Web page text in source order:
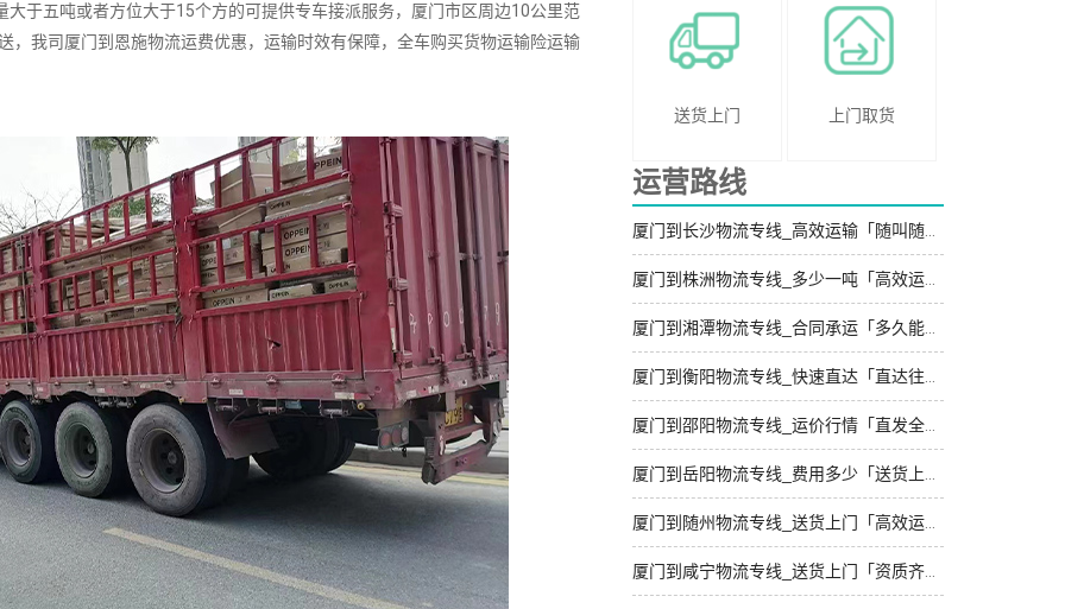
于五吨或者方位大于15个方的可提供专车接派服务，厦门市区周边10公里范
，我司厦门到恩施物流运费优惠，运输时效有保障，全车购买货物运输险运输
送货上门 上门取货
运营路线
厦门到长沙物流专线_高效运输「随叫随到」
厦门到株洲物流专线_多少一吨「高效运输」
厦门到湘潭物流专线_合同承运「多久能到」
厦门到衡阳物流专线_快速直达「直达往返」
厦门到邵阳物流专线_运价行情「直发全境」
厦门到岳阳物流专线_费用多少「送货上门」
厦门到随州物流专线_送货上门「高效运输」
厦门到咸宁物流专线_送货上门「资质齐全」